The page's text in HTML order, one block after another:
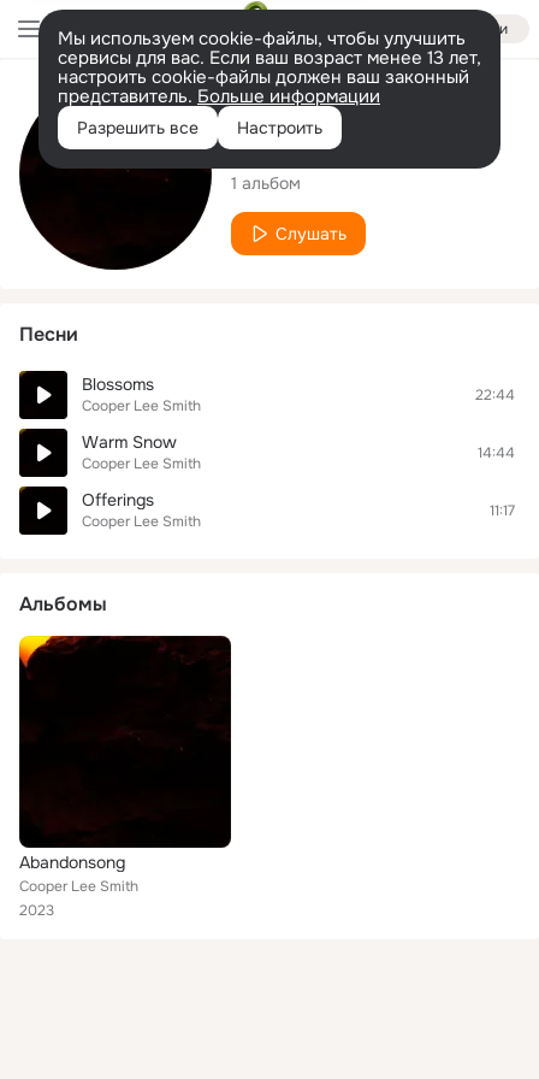
Войти
Мы используем cookie-файлы, чтобы улучшить
сервисы для вас. Если ваш возраст менее 13 лет,
настроить cookie-файлы должен ваш законный
представитель. Больше информации
Разрешить все Настроить
Исполнитель
Cooper Lee Smith
1 альбом
Слушать
Песни
Blossoms
Cooper Lee Smith
22:44
Warm Snow
Cooper Lee Smith
14:44
Offerings
Cooper Lee Smith
11:17
Альбомы
Abandonsong
Cooper Lee Smith
2023